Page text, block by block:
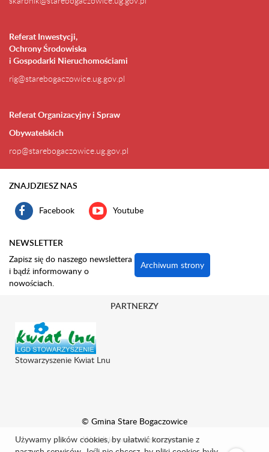
Referat Inwestycji,
Ochrony Środowiska
i Gospodarki Nieruchomościami
rig@starebogaczowice.ug.gov.pl
Referat Organizacyjny i Spraw
Obywatelskich
rop@starebogaczowice.ug.gov.pl
ZNAJDZIESZ NAS
Facebook Youtube
NEWSLETTER
Zapisz się do naszego newslettera
i bądź informowany o
nowościach.
Archiwum strony
© Gmina Stare Bogaczowice
Wszelkie prawa zastrzeżone.
PARTNERZY
Stowarzyszenie Kwiat Lnu
Używamy plików cookies, by ułatwić korzystanie z